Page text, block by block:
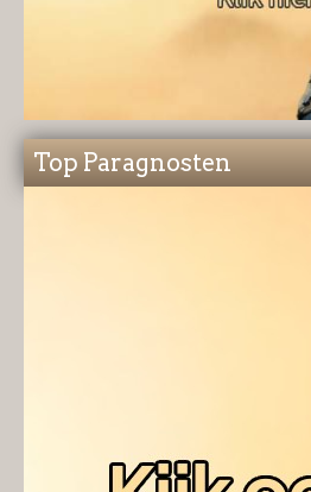
Top Paragnosten